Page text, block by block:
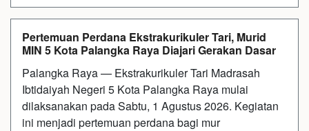
Pertemuan Perdana Ekstrakurikuler Tari, Murid
MIN 5 Kota Palangka Raya Diajari Gerakan Dasar
Palangka Raya — Ekstrakurikuler Tari Madrasah
Ibtidaiyah Negeri 5 Kota Palangka Raya mulai
dilaksanakan pada Sabtu, 1 Agustus 2026. Kegiatan
ini menjadi pertemuan perdana bagi mur